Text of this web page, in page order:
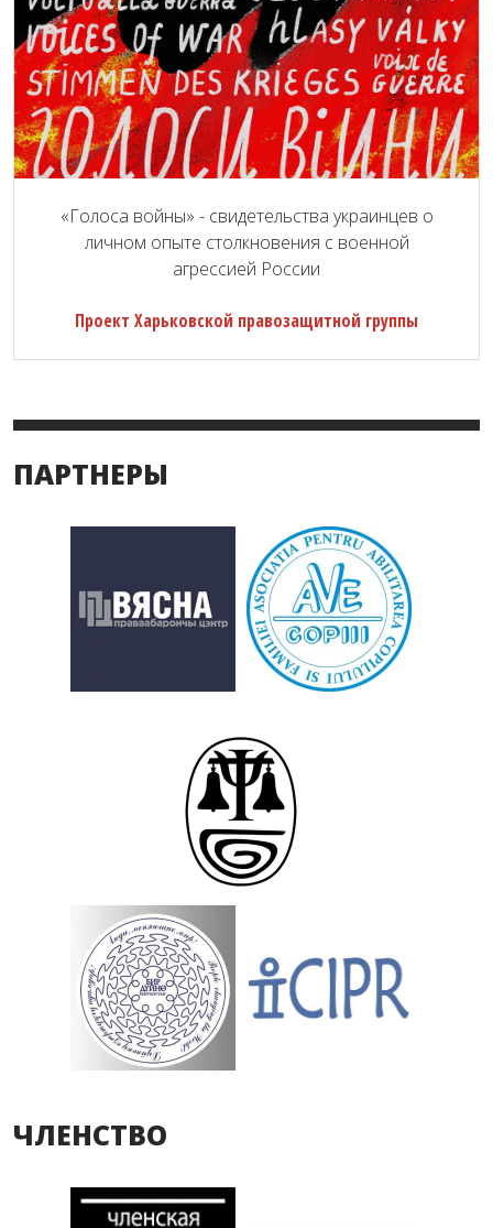
«Голоса войны» - свидетельства украинцев о
личном опыте столкновения с военной
агрессией России
Проект Харьковской правозащитной группы
ПАРТНЕРЫ
ЧЛЕНСТВО